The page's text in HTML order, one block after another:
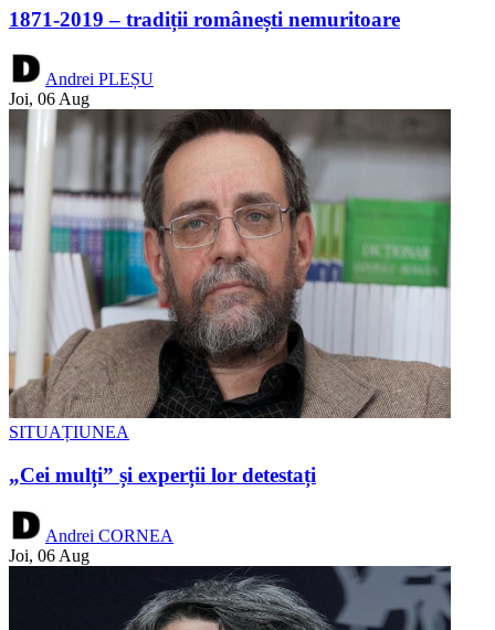
1871-2019 – tradiții românești nemuritoare
Andrei PLEȘU
Joi, 06 Aug
SITUAȚIUNEA
„Cei mulți” și experții lor detestați
Andrei CORNEA
Joi, 06 Aug